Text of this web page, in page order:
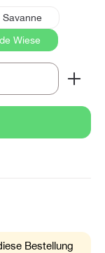
Savanne
Wiese
Wert ein
Bestellung